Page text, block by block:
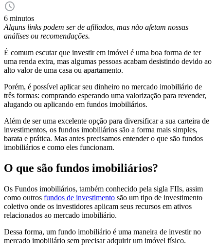
6 minutos
Alguns links podem ser de afiliados, mas não afetam nossas
análises ou recomendações.
É comum escutar que investir em imóvel é uma boa forma de ter
uma renda extra, mas algumas pessoas acabam desistindo devido ao
alto valor de uma casa ou apartamento.
Porém, é possível aplicar seu dinheiro no mercado imobiliário de
três formas: comprando esperando uma valorização para revender,
alugando ou aplicando em fundos imobiliários.
Além de ser uma excelente opção para diversificar a sua carteira de
investimentos, os fundos imobiliários são a forma mais simples,
barata e prática. Mas antes precisamos entender o que são fundos
imobiliários e como eles funcionam.
O que são fundos imobiliários?
Os Fundos imobiliários, também conhecido pela sigla FIIs, assim
como outros fundos de investimento são um tipo de investimento
coletivo onde os investidores aplicam seus recursos em ativos
relacionados ao mercado imobiliário.
Dessa forma, um fundo imobiliário é uma maneira de investir no
mercado imobiliário sem precisar adquirir um imóvel físico.